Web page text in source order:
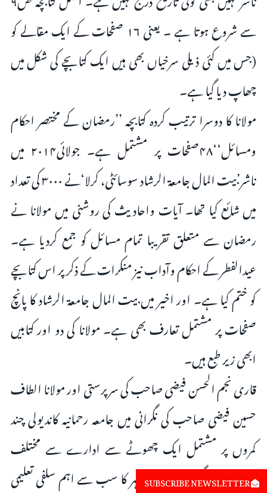
سے شروع ہوتا ہے ۔ یعنی ۱۶ صفحات کے ایک مقالے کو
(جس میں کئی ذیلی سرخیاں بھی ہیں ایک کتابچے کی شکل میں
چھاپ دیا گیا ہے۔
مولانا کا دوسرا ترتیب کردہ کتابچہ ’’رمضان کے مختصر احکام
ومسائل‘‘۴۸صفحات پر مشتمل ہے۔ جولائی۲۰۱۴ میں
ناشر’بیت المال جامعۃ الرشاد سوسائٹی، کرلا‘نے ۳۰۰۰ کی تعداد
میں شائع کیا تھا۔ آیات واحادیث کی روشنی میں مولانا نے
رمضان سے متعلق تقریبا تمام مسائل کو جمع کردیا ہے۔
عیدالفطر کے احکام وآداب نیز منکرات کے ذکر پر اس کتابچے
کو ختم کیا ہے۔ اور اخیر میں بیت المال جامعۃ الرشاد کا پانچ
صفحات پر مشتمل تعارف بھی ہے۔ مولانا کی دو اور کتابیں
ابھی زیر طبع ہیں۔
قاری نجم الحسن فیضی صاحب کی سرپرستی اور مولانا الطاف
حسین فیضی صاحب کی نگرانی میں جامعہ رحمانیہ کاندیولی چند
کمروں پر مشتمل ایک چھوٹے سے ادارے سے مختلف
مرحلوں سے گزرتا ہوا ممبئی شہر کا سب سے اہم سلفی تعلیمی
SUBSCRIBE NEWSLETTER